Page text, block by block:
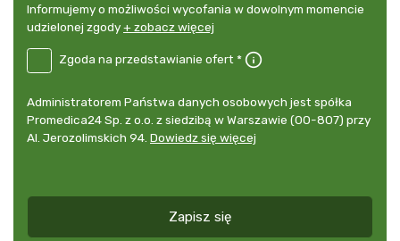
Informujemy
o
wycofania
dowolnym
momencie
udzielonej
Informujemy o możliwości wycofania w dowolnym momencie
udzielonej zgody+ zobacz więcej
DE
przedstawianie
Zgoda na przedstawianie ofert *
Administrator
danych
osobowych
Administratorem Państwa danych osobowych jest spółka
Promedica24 Sp. z o.o. z siedzibą w Warszawie (00-807) przy
Al. Jerozolimskich 94. Dowiedz się więcej
Zapisz się